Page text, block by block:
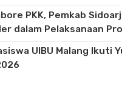
PKK, Pemkab
dalam Pelaksanaan
UIBU Malang Ikuti